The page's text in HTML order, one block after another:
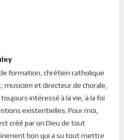
monde la conservera pour la
l’avait déjà compris quand il
m’a déplu, car tout est vanité
formation, chrétien catholique
musicien et directeur de chorale,
intéressé à la vie, à la foi
existentielles. Pour moi,
créé par un Dieu de tout
bon qui a su tout mettre